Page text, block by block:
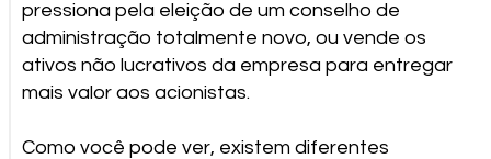
pressiona pela eleição de um conselho de
administração totalmente novo, ou vende os
ativos não lucrativos da empresa para entregar
mais valor aos acionistas.
Como você pode ver, existem diferentes